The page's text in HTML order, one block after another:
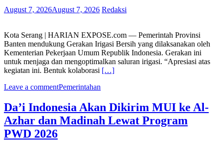
August 7, 2026August 7, 2026 Redaksi
Kota Serang | HARIAN EXPOSE.com — Pemerintah Provinsi
Banten mendukung Gerakan Irigasi Bersih yang dilaksanakan oleh
Kementerian Pekerjaan Umum Republik Indonesia. Gerakan ini
untuk menjaga dan mengoptimalkan saluran irigasi. “Apresiasi atas
kegiatan ini. Bentuk kolaborasi […]
Leave a commentPemerintahan
Da’i Indonesia Akan Dikirim MUI ke Al-
Azhar dan Madinah Lewat Program
PWD 2026